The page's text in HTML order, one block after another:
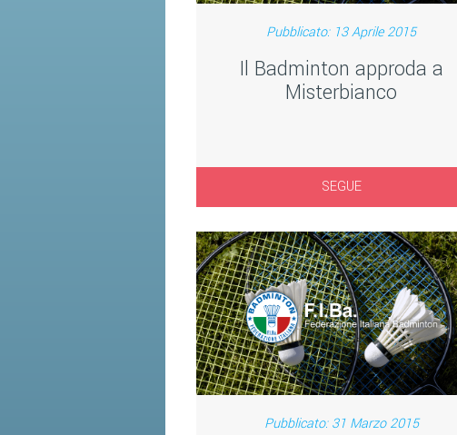
Pubblicato: 13 Aprile 2015
Il Badminton approda a
Misterbianco
SEGUE
Pubblicato: 31 Marzo 2015